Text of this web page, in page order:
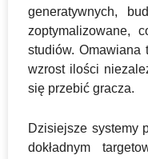
generatywnych,
zoptymalizowane,
studiów. Omawiana
wzrost ilości
się przebić gracza.
Dzisiejsze systemy
dokładnym